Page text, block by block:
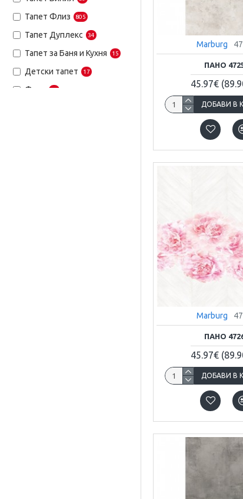
Тапет Флиз 805
Тапет Дуплекс 34
Тапет за Баня и Кухня 15
Детски тапет 17
Фриз 19
Marburg
ПАНО
45.97€
ДОБАВИ В
Marburg
ПАНО
45.97€
ДОБАВИ В